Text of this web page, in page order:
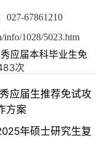
67861210
info/1028/5023.htm
应届本科毕业生免
次
应届生推荐免试攻
方案
年硕士研究生复